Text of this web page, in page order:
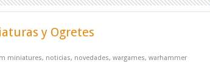
y Ogretes
miniatures, noticias, novedades, wargames, warhammer